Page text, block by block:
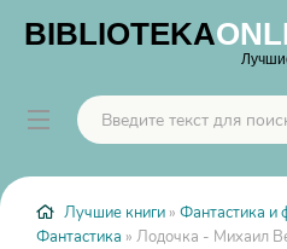
BIBLIOTEKA
Лучшие книги » Фантастика и
Фантастика » Лодочка - Михаил